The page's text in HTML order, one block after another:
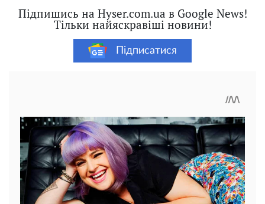
Підпишись на Hyser.com.ua в Google News!
Тільки найяскравіші новини!
Підписатися